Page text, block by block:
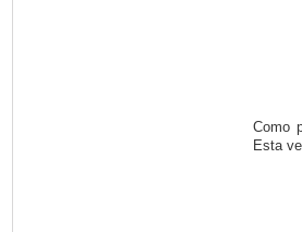
Como
Esta